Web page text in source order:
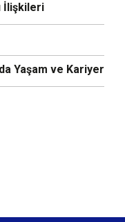
İlişkileri
Yaşam ve Kariyer